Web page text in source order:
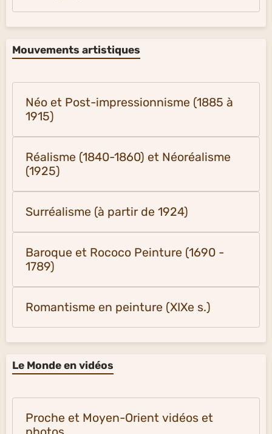
Mouvements artistiques
Néo et Post-impressionnisme (1885 à
1915)
Réalisme (1840-1860) et Néoréalisme
(1925)
Surréalisme (à partir de 1924)
Baroque et Rococo Peinture (1690 -
1789)
Romantisme en peinture (XIXe s.)
Le Monde en vidéos
Proche et Moyen-Orient vidéos et